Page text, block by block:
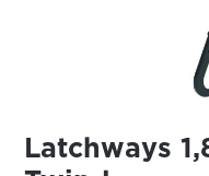
Latchways